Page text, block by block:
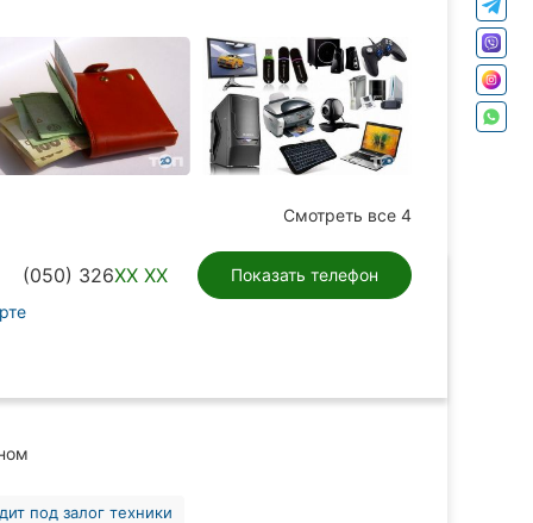
Смотреть все 4
(050) 326XX XX
Показать телефон
под залог техники